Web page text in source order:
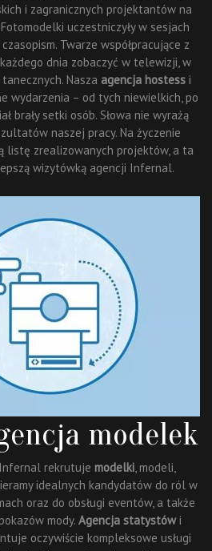
i zagranicznych projektantów na
uczestniczyły w sesjach
Twarze współpracujące z
dnia zobaczyć w telewizji, w
Nasza agencja hostess i
wydarzenia – od tych niewielkich, po
brały setki osób. Słowa nie wyrażą
naszej pracy. Na życzenie
listę zrealizowanych projektów, a ta
wizytówką agencji Infernal.
modelek
rekrutuje modelki, modeli,
idealnych kandydatów do ról w
oraz do obsługi eventów, a także
mody. Agencja statystówi
oczywiście kompleksowe usługi